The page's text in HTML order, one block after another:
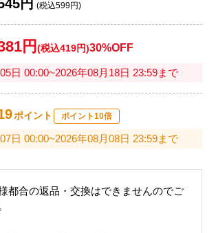
円 (税込599円)
円 (税込419円)30%OFF
日 00:00~2026年08月18日 23:59まで
ポイント ポイント10倍
日 00:00~2026年08月08日 23:59まで
都合の返品・交換はできませんのでご